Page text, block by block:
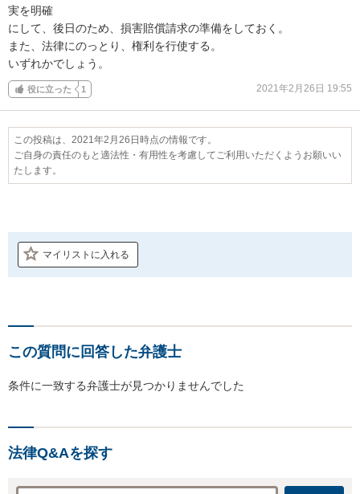
実を明確
にして、後日のため、損害賠償請求の準備をしておく。
また、法律にのっとり、権利を行使する。
いずれかでしょう。
役に立った 1 2021年2月26日 19:55
この投稿は、2021年2月26日時点の情報です。
ご自身の責任のもと適法性・有用性を考慮してご利用いただくようお願いい
たします。
マイリストに入れる
この質問に回答した弁護士
条件に一致する弁護士が見つかりませんでした
法律Q&Aを探す